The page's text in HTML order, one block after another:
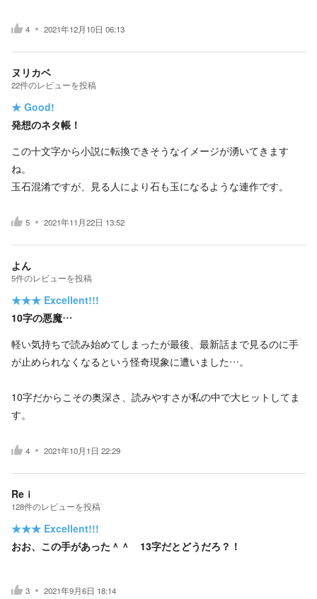
4 2021年12月10日 06:13
ヌリカベ
22件のレビューを投稿
★ Good!
発想のネタ帳！
この十文字から小説に転換できそうなイメージが湧いてきます
ね。
玉石混淆ですが、見る人により石も玉になるような連作です。
5 2021年11月22日 13:52
よん
5件のレビューを投稿
★★★ Excellent!!!
10字の悪魔…
軽い気持ちで読み始めてしまったが最後、最新話まで見るのに手
が止められなくなるという怪奇現象に遭いました…。
10字だからこその奥深さ、読みやすさが私の中で大ヒットしてま
す。
4 2021年10月1日 22:29
Reｉ
128件のレビューを投稿
★★★ Excellent!!!
おお、この手があった＾＾ 13字だとどうだろ？！
3 2021年9月6日 18:14